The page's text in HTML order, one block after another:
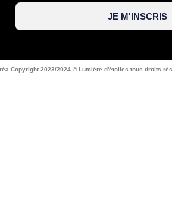
JE M'INSCRIS
Copyright 2023/2024 © Lumière d'étoiles tous droits